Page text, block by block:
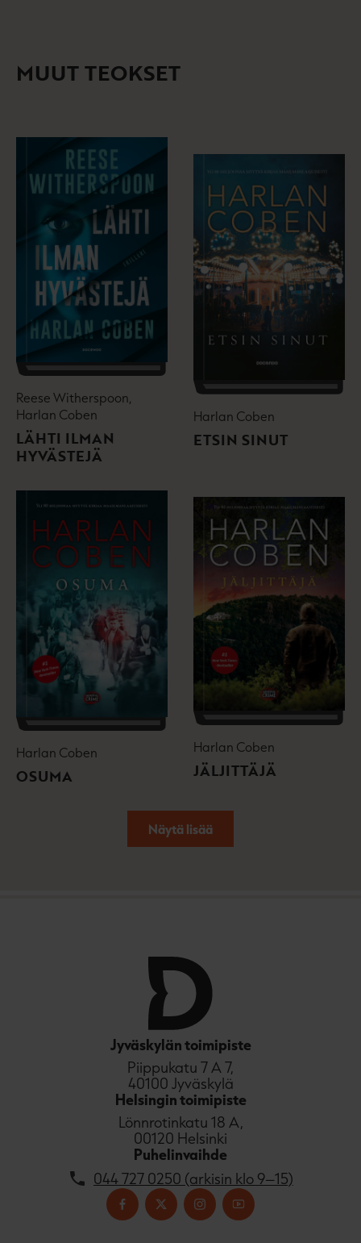
MUUT TEOKSET
Reese Witherspoon,
Harlan Coben
LÄHTI ILMAN
HYVÄSTEJÄ
Harlan Coben
ETSIN SINUT
Harlan Coben
OSUMA
Harlan Coben
JÄLJITTÄJÄ
Näytä lisää
Jyväskylän toimipiste
Piippukatu 7 A 7,
40100 Jyväskylä
Helsingin toimipiste
Lönnrotinkatu 18 A,
00120 Helsinki
Puhelinvaihde
044 727 0250 (arkisin klo 9–15)